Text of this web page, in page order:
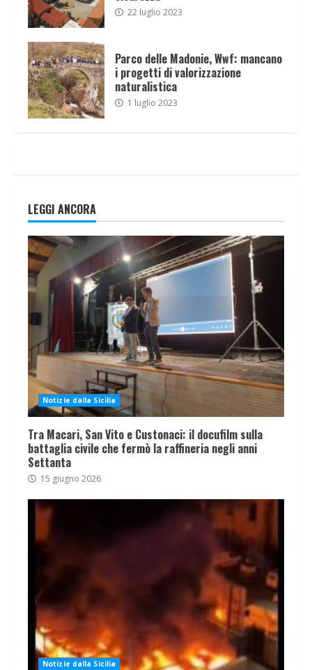
22 luglio 2023
Parco delle Madonie, Wwf: mancano
i progetti di valorizzazione
naturalistica
1 luglio 2023
LEGGI ANCORA
Notizie dalla Sicilia
Tra Macari, San Vito e Custonaci: il docufilm sulla
battaglia civile che fermò la raffineria negli anni
Settanta
15 giugno 2026
Notizie dalla Sicilia